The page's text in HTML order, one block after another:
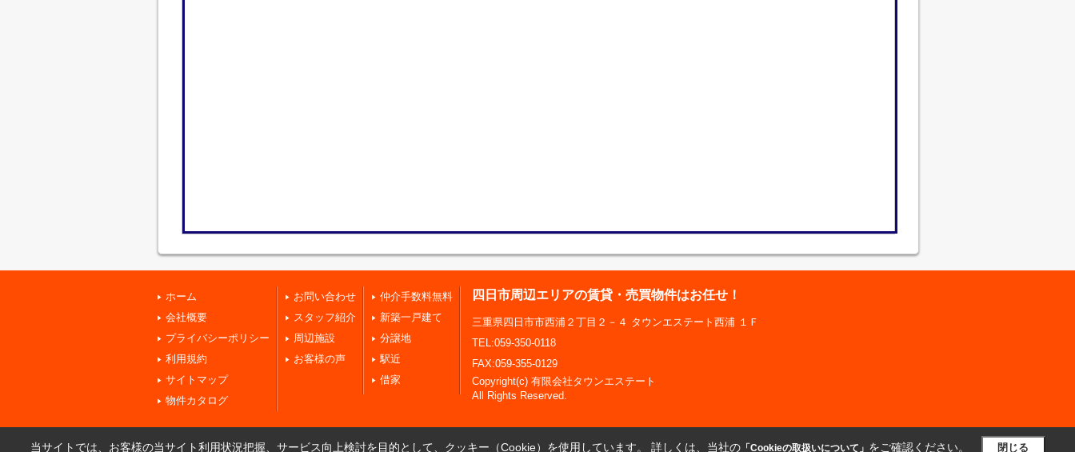
ホーム
会社概要
プライバシーポリシー
利用規約
サイトマップ
物件カタログ
お問い合わせ
スタッフ紹介
周辺施設
お客様の声
仲介手数料無料
新築一戸建て
分譲地
駅近
借家
四日市周辺エリアの賃貸・売買物件はお任せ！
三重県四日市市西浦２丁目２－４ タウンエステート西浦 １Ｆ
TEL:059-350-0118
FAX:059-355-0129
Copyright(c) 有限会社タウンエステート
All Rights Reserved.
当サイトでは、お客様の当サイト利用状況把握、サービス向上検討を目的として、クッキー（Cookie）を使用しています。 詳しくは、当社の「Cookieの取扱いについて」 をご確認ください。 閉じる